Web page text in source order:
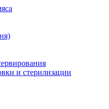
и стерилизации